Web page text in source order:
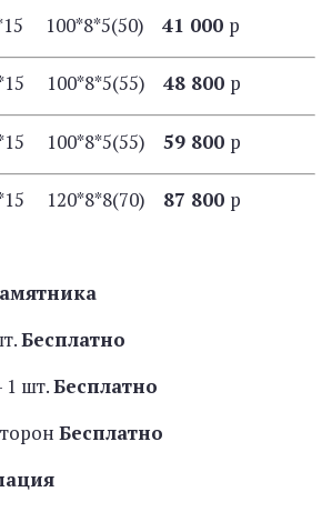
100*8*5(50) 41 000 р
100*8*5(55) 48 800 р
100*8*5(55) 59 800 р
120*8*8(70) 87 800 р
Бесплатно
шт.Бесплатно
Бесплатно